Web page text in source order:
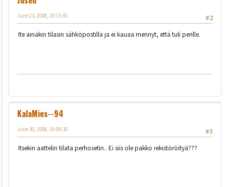
#2
June 23, 2008, 20:15:45
Ite ainakin tilasin sähköpostilla ja ei kauaa mennyt, että tuli perille.
KalaMies--94
#3
June 30, 2008, 16:09:30
Itsekin aattelin tilata perhosetin.. Ei siis ole pakko rekistöröityä???